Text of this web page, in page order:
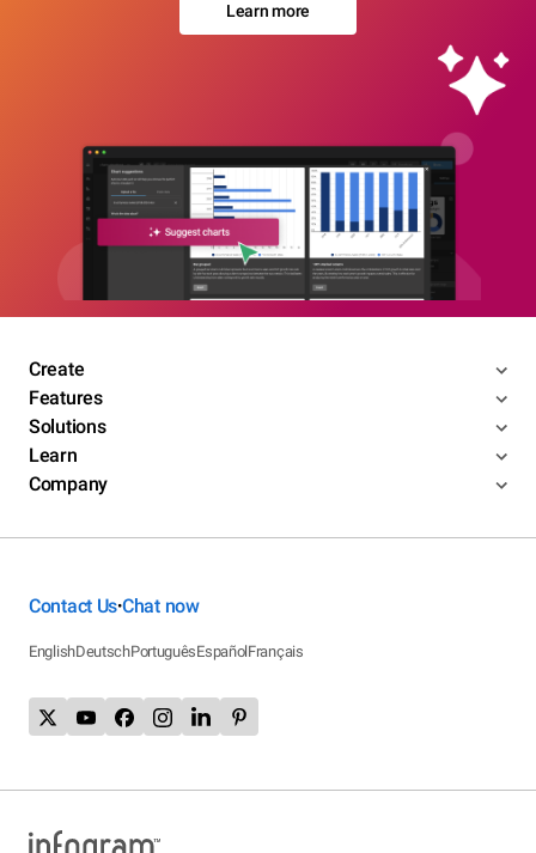
Learn more
Create
Features
Solutions
Learn
Company
Contact Us•Chat now
EnglishDeutschPortuguêsEspañolFrançais